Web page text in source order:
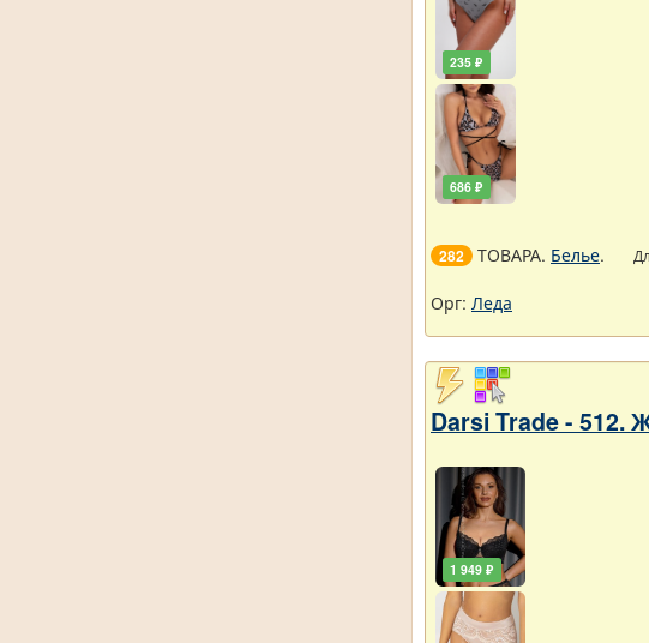
235 ₽
686 ₽
282 ТОВАРА. Белье.
Орг: Леда
Darsi Trade - 512.
1 949 ₽